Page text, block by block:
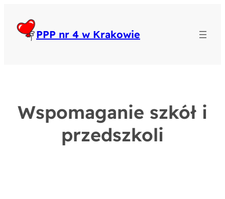
PPP nr 4 w Krakowie
Wspomaganie szkół i
przedszkoli